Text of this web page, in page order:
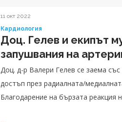
11 окт 2022
Кардиология
Доц. Гелев и екипът
Доц. д-р Валери Гелев се заема
достъп през радиалната/медиалната артерия на ръката поставят два
Благодарение на бързата реакция